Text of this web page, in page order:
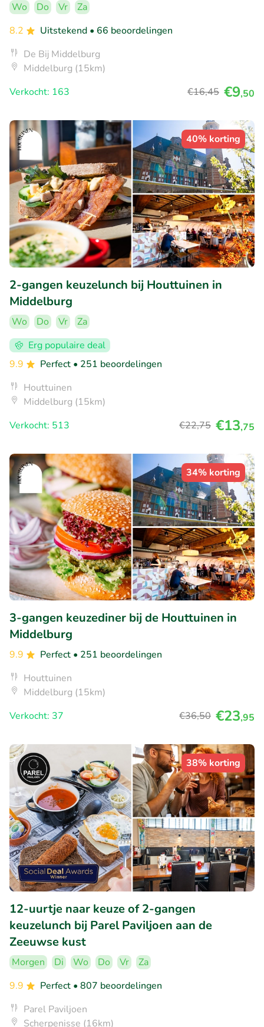
Wo Do Vr
Za
8.2
Uitstekend • 66 beoordelingen
De Bij Middelburg
Middelburg (15km)
Verkocht: 163
€16,45 €9,50
40% korting
2-gangen keuzelunch bij Houttuinen in
Middelburg
Wo Do Vr
Za
Erg populaire deal
9.9
Perfect • 251 beoordelingen
Houttuinen
Middelburg (15km)
Verkocht: 513
€22,75 €13,75
34% korting
3-gangen keuzediner bij de Houttuinen in
Middelburg
9.9 Perfect • 251 beoordelingen
Houttuinen
Middelburg (15km)
Verkocht: 37
€36,50 €23,95
38% korting
12-uurtje naar keuze of 2-gangen
keuzelunch bij Parel Paviljoen aan de
Zeeuwse kust
Morgen Di Wo Do Vr
Za
9.9
Perfect • 807 beoordelingen
Parel Paviljoen
Scherpenisse (16km)